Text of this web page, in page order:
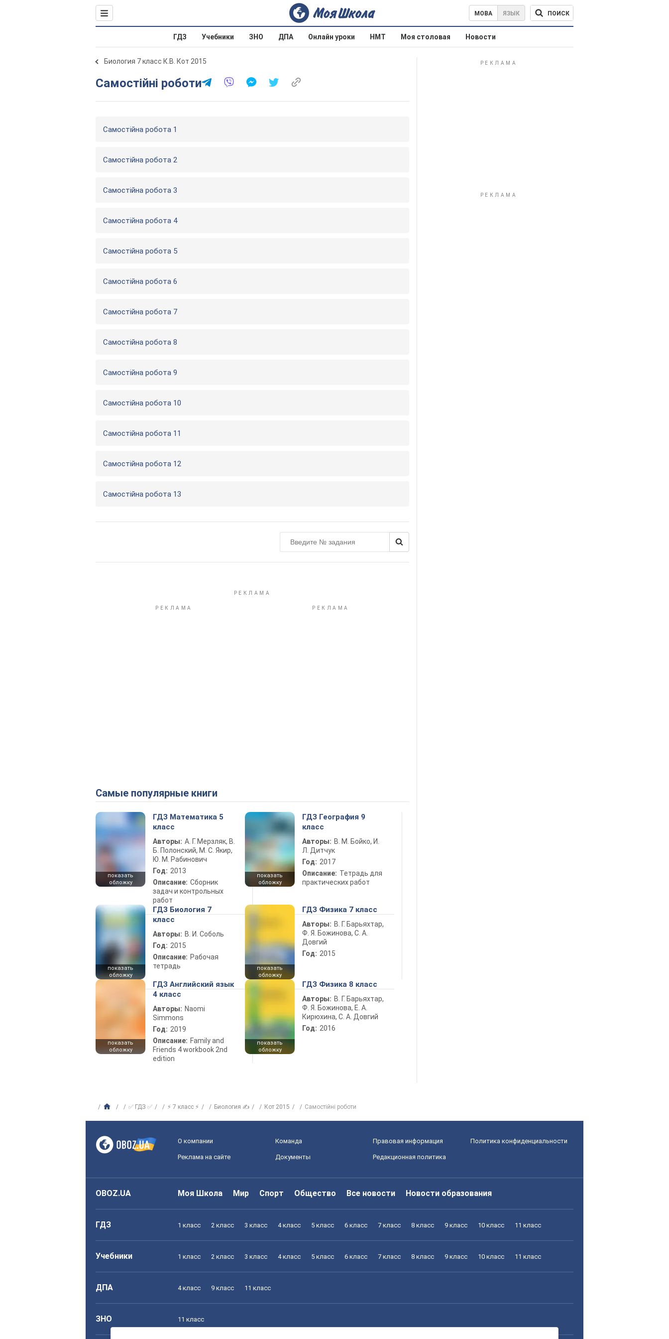
МОВА ЯЗЫК ПОИСК
ГДЗ Учебники ЗНО ДПА Онлайн уроки НМТ Моя столовая Новости
Биология 7 класс К.В. Кот 2015
Самостійні роботи
Самостійна робота 1
Самостійна робота 2
Самостійна робота 3
Самостійна робота 4
Самостійна робота 5
Самостійна робота 6
Самостійна робота 7
Самостійна робота 8
Самостійна робота 9
Самостійна робота 10
Самостійна робота 11
Самостійна робота 12
Самостійна робота 13
Самые популярные книги
показать
обложку
ГДЗ Математика 5
класс
Авторы: А. Г. Мерзляк, В.
Б. Полонский, М. С. Якир,
Ю. М. Рабинович
Год: 2013
Описание: Сборник
задач и контрольных
работ
показать
обложку
ГДЗ География 9
класс
Авторы: В. М. Бойко, И.
Л. Дитчук
Год: 2017
Описание: Тетрадь для
практических работ
показать
обложку
ГДЗ Биология 7
класс
Авторы: В. И. Соболь
Год: 2015
Описание: Рабочая
тетрадь
показать
обложку
ГДЗ Физика 7 класс
Авторы: В. Г. Барьяхтар,
Ф. Я. Божинова, С. А.
Довгий
Год: 2015
показать
обложку
ГДЗ Английский язык
4 класс
Авторы: Naomi
Simmons
Год: 2019
Описание: Family and
Friends 4 workbook 2nd
edition
показать
обложку
ГДЗ Физика 8 класс
Авторы: В. Г. Барьяхтар,
Ф. Я. Божинова, Е. А.
Кирюхина, С. А. Довгий
Год: 2016
✅ ГДЗ ✅ ⚡ 7 класс ⚡ Биология ✍ Кот 2015 Самостійні роботи
О компании Команда Правовая информация Политика конфиденциальности
Реклама на сайте Документы Редакционная политика
OBOZ.UA Моя Школа Мир Спорт Общество Все новости Новости образования
ГДЗ 1 класс 2 класс 3 класс 4 класс 5 класс 6 класс 7 класс 8 класс 9 класс 10 класс 11 класс
Учебники 1 класс 2 класс 3 класс 4 класс 5 класс 6 класс 7 класс 8 класс 9 класс 10 класс 11 класс
ДПА 4 класс 9 класс 11 класс
ЗНО 11 класс